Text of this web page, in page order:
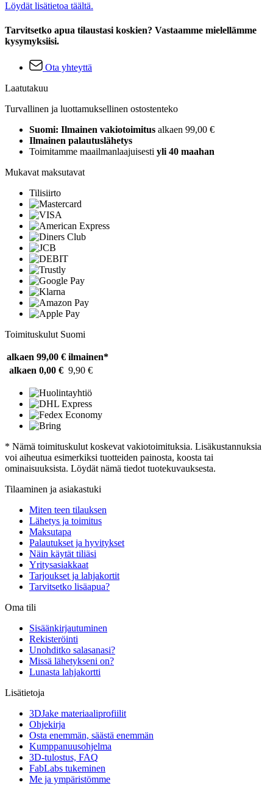
Löydät lisätietoa täältä.
Tarvitsetko apua tilaustasi koskien? Vastaamme mielellämme
kysymyksiisi.
Ota yhteyttä
Laatutakuu
Turvallinen ja luottamuksellinen ostostenteko
Suomi: Ilmainen vakiotoimitus alkaen 99,00 €
Ilmainen palautuslähetys
Toimitamme maailmanlaajuisesti yli 40 maahan
Mukavat maksutavat
Tilisiirto
Toimituskulut Suomi
alkaen 99,00 € ilmainen*
alkaen 0,00 € 9,90 €
* Nämä toimituskulut koskevat vakiotoimituksia. Lisäkustannuksia
voi aiheutua esimerkiksi tuotteiden painosta, koosta tai
ominaisuuksista. Löydät nämä tiedot tuotekuvauksesta.
Tilaaminen ja asiakastuki
Miten teen tilauksen
Lähetys ja toimitus
Maksutapa
Palautukset ja hyvitykset
Näin käytät tiliäsi
Yritysasiakkaat
Tarjoukset ja lahjakortit
Tarvitsetko lisäapua?
Oma tili
Sisäänkirjautuminen
Rekisteröinti
Unohditko salasanasi?
Missä lähetykseni on?
Lunasta lahjakortti
Lisätietoja
3DJake materiaaliprofiilit
Ohjekirja
Osta enemmän, säästä enemmän
Kumppanuusohjelma
3D-tulostus, FAQ
FabLabs tukeminen
Me ja ympäristömme